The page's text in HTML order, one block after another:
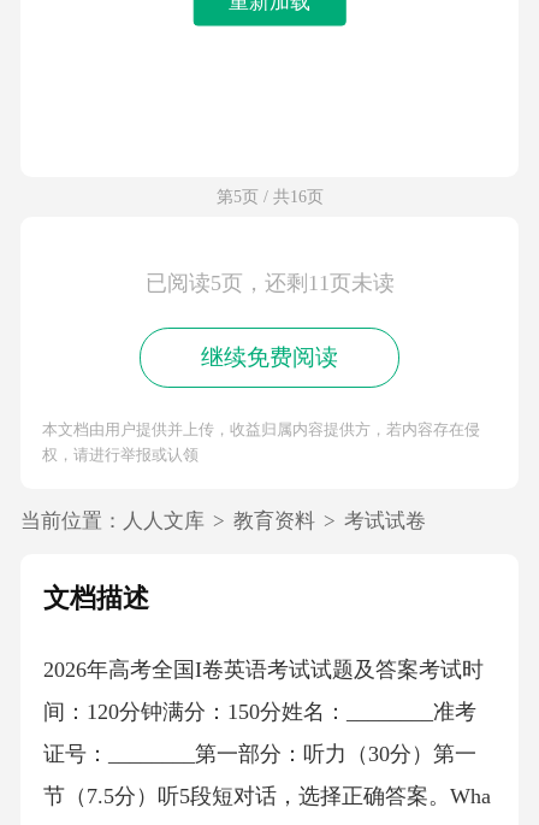
第5页 / 共16页
已阅读5页，还剩11页未读
继续免费阅读
本文档由用户提供并上传，收益归属内容提供方，若内容存在侵
权，请进行举报或认领
当前位置： 人人文库 > 教育资料 > 考试试卷
文档描述
2026年高考全国I卷英语考试试题及答案考试时
间：120分钟满分：150分姓名：________准考
证号：________第一部分：听力（30分）第一
节（7.5分）听5段短对话，选择正确答案。Wha